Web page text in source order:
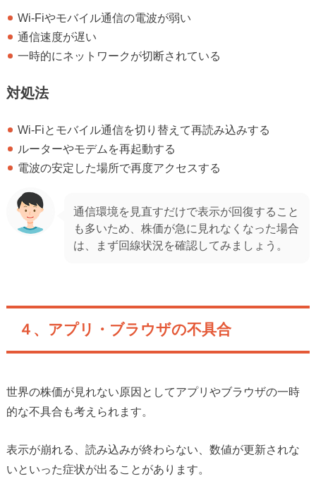
Wi-Fiやモバイル通信の電波が弱い
通信速度が遅い
一時的にネットワークが切断されている
対処法
Wi-Fiとモバイル通信を切り替えて再読み込みする
ルーターやモデムを再起動する
電波の安定した場所で再度アクセスする
通信環境を見直すだけで表示が回復すること
も多いため、株価が急に見れなくなった場合
は、まず回線状況を確認してみましょう。
４、アプリ・ブラウザの不具合
世界の株価が見れない原因としてアプリやブラウザの一時
的な不具合も考えられます。
表示が崩れる、読み込みが終わらない、数値が更新されな
いといった症状が出ることがあります。